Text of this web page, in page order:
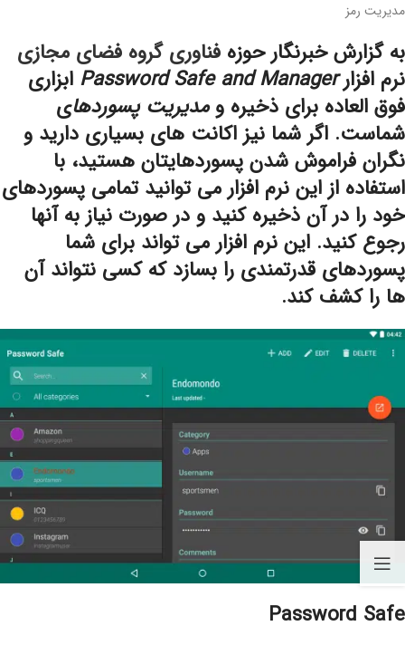
مدیریت رمز
به گزارش خبرنگار حوزه فناوری گروه فضای مجازی
نرم افزارPassword Safe and Manager ابزاری
فوق العاده برای ذخیره ومدیریت پسوردهای
شماست. اگر شما نیز اکانت های بسیاری دارید و
نگران فراموش شدن پسوردهایتان هستید، با
استفاده از این نرم افزار می توانید تمامی پسوردهای
خود را در آن ذخیره کنید و در صورت نیاز به آنها
رجوع کنید. این نرم افزار می تواند برای شما
پسوردهای قدرتمندی را بسازد که کسی نتواند آن
ها را کشف کند.
Password Safe